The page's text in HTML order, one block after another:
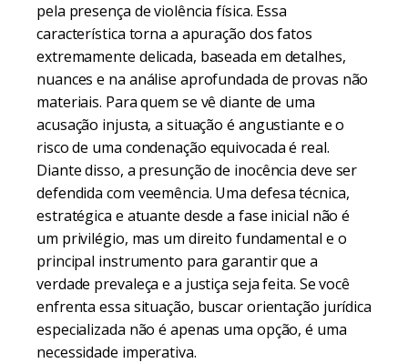
pela presença de violência física. Essa
característica torna a apuração dos fatos
extremamente delicada, baseada em detalhes,
nuances e na análise aprofundada de provas não
materiais. Para quem se vê diante de uma
acusação injusta, a situação é angustiante e o
risco de uma condenação equivocada é real.
Diante disso, a presunção de inocência deve ser
defendida com veemência. Uma defesa técnica,
estratégica e atuante desde a fase inicial não é
um privilégio, mas um direito fundamental e o
principal instrumento para garantir que a
verdade prevaleça e a justiça seja feita. Se você
enfrenta essa situação, buscar orientação jurídica
especializada não é apenas uma opção, é uma
necessidade imperativa.